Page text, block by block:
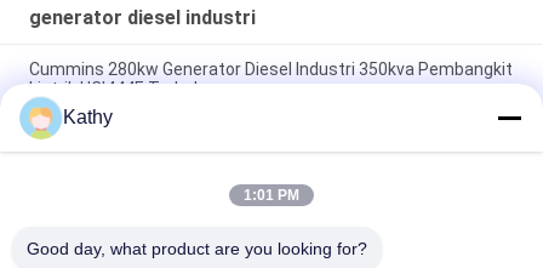
generator diesel industri
Cummins 280kw Generator Diesel Industri 350kva Pembangkit
Listrik HCI444E Terbuka
120KW Output Power AC Diesel Generator Basis Steel Frame
Dengan Industri Shock Absorber
Generator AC Diesel Terbuka Tipe 800KW, Generator Listrik AC
Kathy
1:01 PM
Good day, what product are you looking for?